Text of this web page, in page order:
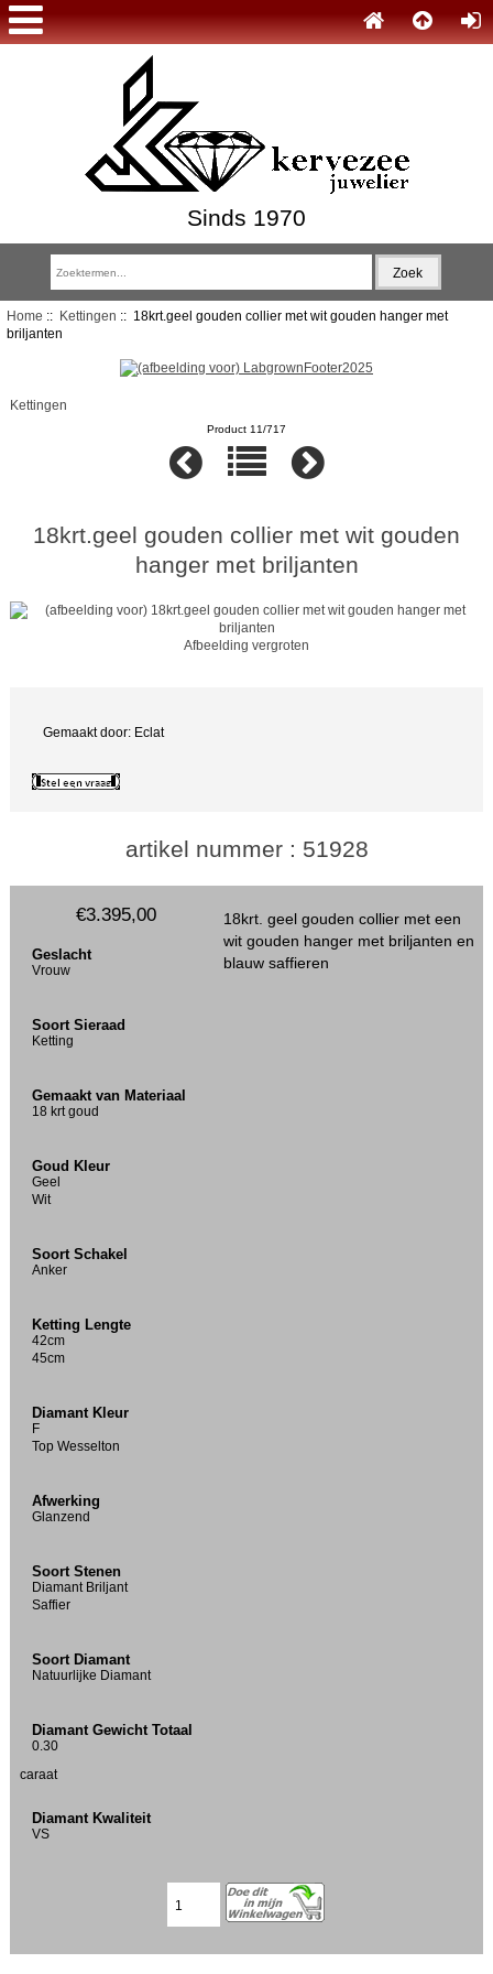
Sinds 1970
Home :: Kettingen :: 18krt.geel gouden collier met wit gouden hanger met
briljanten
Kettingen
Product 11/717
18krt.geel gouden collier met wit gouden
hanger met briljanten
Afbeelding vergroten
Gemaakt door: Eclat
artikel nummer : 51928
18krt. geel gouden collier met een
wit gouden hanger met briljanten en
blauw saffieren
€3.395,00
Geslacht
Vrouw
Soort Sieraad
Ketting
Gemaakt van Materiaal
18 krt goud
Goud Kleur
Geel
Wit
Soort Schakel
Anker
Ketting Lengte
42cm
45cm
Diamant Kleur
F
Top Wesselton
Afwerking
Glanzend
Soort Stenen
Diamant Briljant
Saffier
Soort Diamant
Natuurlijke Diamant
Diamant Gewicht Totaal
0.30
caraat
Diamant Kwaliteit
VS